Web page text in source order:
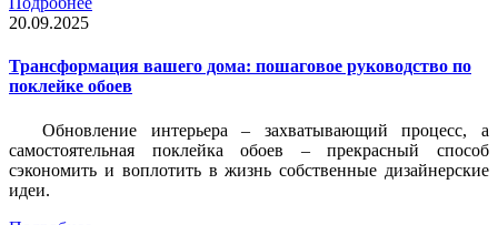
20.09.2025
Трансформация вашего дома: пошаговое руководство по
поклейке обоев
Обновление интерьера – захватывающий процесс, а
самостоятельная поклейка обоев – прекрасный способ
сэкономить и воплотить в жизнь собственные дизайнерские
идеи.